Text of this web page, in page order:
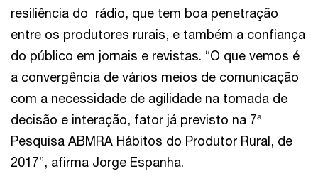
resiliência do rádio, que tem boa penetração
entre os produtores rurais, e também a confiança
do público em jornais e revistas. “O que vemos é
a convergência de vários meios de comunicação
com a necessidade de agilidade na tomada de
decisão e interação, fator já previsto na 7ª
Pesquisa ABMRA Hábitos do Produtor Rural, de
2017”, afirma Jorge Espanha.